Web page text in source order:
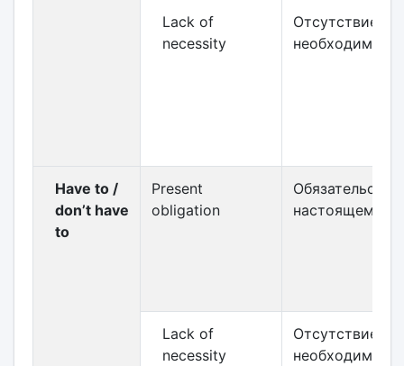
Lack of
necessity
Отсутствие
Have to /
don’t have
to
Present
obligation
Обязательство
настоящем
Lack of
necessity
Отсутствие